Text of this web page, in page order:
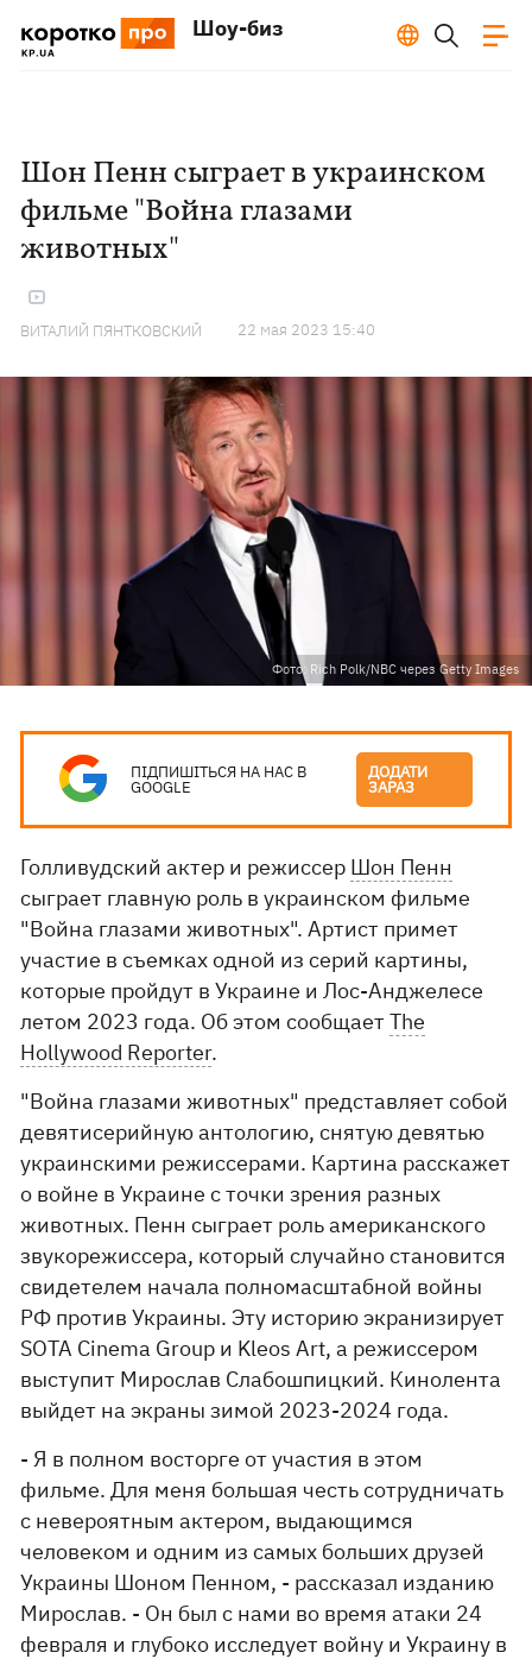
Шоу-биз
Шон Пенн сыграет в украинском
фильме "Война глазами
животных"
ВИТАЛИЙ ПЯНТКОВСКИЙ 22 мая 2023 15:40
Фото: Rich Polk/NBC через Getty Images
ПІДПИШІТЬСЯ НА НАС В
GOOGLE
ДОДАТИ
ЗАРАЗ
Голливудский актер и режиссер Шон Пенн
сыграет главную роль в украинском фильме
"Война глазами животных". Артист примет
участие в съемках одной из серий картины,
которые пройдут в Украине и Лос-Анджелесе
летом 2023 года. Об этом сообщаетThe
Hollywood Reporter.
"Война глазами животных" представляет собой
девятисерийную антологию, снятую девятью
украинскими режиссерами. Картина расскажет
о войне в Украине с точки зрения разных
животных. Пенн сыграет роль американского
звукорежиссера, который случайно становится
свидетелем начала полномасштабной войны
РФ против Украины. Эту историю экранизирует
SOTA Cinema Group и Kleos Art, а режиссером
выступит Мирослав Слабошпицкий. Кинолента
выйдет на экраны зимой 2023-2024 года.
- Я в полном восторге от участия в этом
фильме. Для меня большая честь сотрудничать
с невероятным актером, выдающимся
человеком и одним из самых больших друзей
Украины Шоном Пенном, - рассказал изданию
Мирослав. - Он был с нами во время атаки 24
февраля и глубоко исследует войну и Украину в